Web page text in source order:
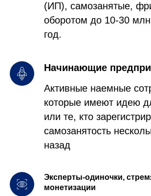
(ИП), самозанятые,
оборотом до 10-30
год.
Начинающие
Активные наемные
которые имеют идею
или те, кто
самозанятость
назад
Эксперты-одиночки,
монетизации